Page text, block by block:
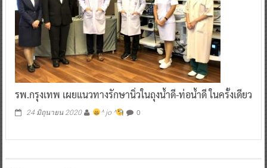
รพ.กรุงเทพ เผยแนวทางรักษานิ่วในถุงน้ำดี-ท่อน้ำดี ในครั้งเดียว
24 มิถุนายน 2020 ^ jo ^ 0